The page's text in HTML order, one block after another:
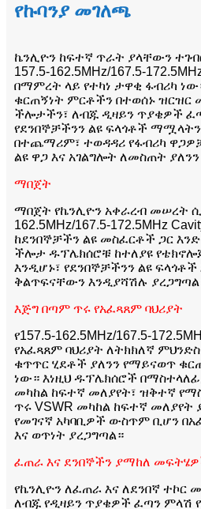
የኩባንያ መገለጫ
ኬንሊዮን ከፍተኛ ጥራት ያላቸውን
157.5-162.5MHz/167.5-
በማምረት ላይ የተካነ ታዋቂ ፋብሪካ
ቁርጠኝነት ምርቶችን በተወሰኑ
ችሎታችን፣ ለብጁ ዲዛይን ጥያቄዎች
የደንበኞቻችንን ልዩ ፍላጎቶች ማሟላትን
በተጨማሪም፣ ተወዳዳሪ የፋብሪካ
ልዩ ዋጋ እና አገልግሎት ለመስጠት
ማበጀት
ማበጀት የኬንሊዮን አቀራረብ መሠረት
162.5MHz/167.5-172.5MHz
ከደንበኞቻችን ልዩ መስፈርቶች ጋር
ችሎታ ዱፕሌክሰሮቹ ከተለያዩ
እንዲሆኑ፣ የደንበኞቻችንን ልዩ
ቅልጥፍናቸውን እንዲያሻሽሉ
እጅግ በጣም ጥሩ የአፈጻጸም ባህሪያት
የ157.5-162.5MHz/167.5-
የአፈጻጸም ባህሪያት ለትክክለኛ
ቁጥጥር ሂደቶች ያለንን የማይናወጥ
ነው። እነዚህ ዱፕሌክሰሮች
መካከል ከፍተኛ መለያየት፣ ዝቅተኛ
ጥሩ VSWR መካከል ከፍተኛ መለያየት
የመገናኛ አካባቢዎች ውስጥም ቢሆን
እና ወጥነት ያረጋግጣል።
ፈጠራ እና ደንበኞችን ያማከለ
የኬንሊዮን ለፈጠራ እና ለደንበኛ ተኮር
ለብጁ የዲዛይን ጥያቄዎች ፈጣን ምላሽ